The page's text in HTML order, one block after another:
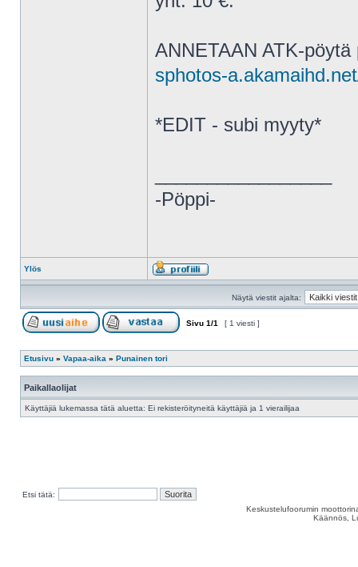
ANNETAAN ATK-
sphotos-
*EDIT - subi myyty*
-Pöppi-
Ylös
Näytä viestit ajalta:
Sivu 1/1 [ 1 viesti ]
Etusivu » Vapaa-aika » Punainen tori
Paikallaolijat
Käyttäjiä lukemassa tätä aluetta: Ei rekisteröityneitä käyttäjiä ja 1 vierailijaa
Etsi tätä:
Keskustelufoorumin
Käännös,